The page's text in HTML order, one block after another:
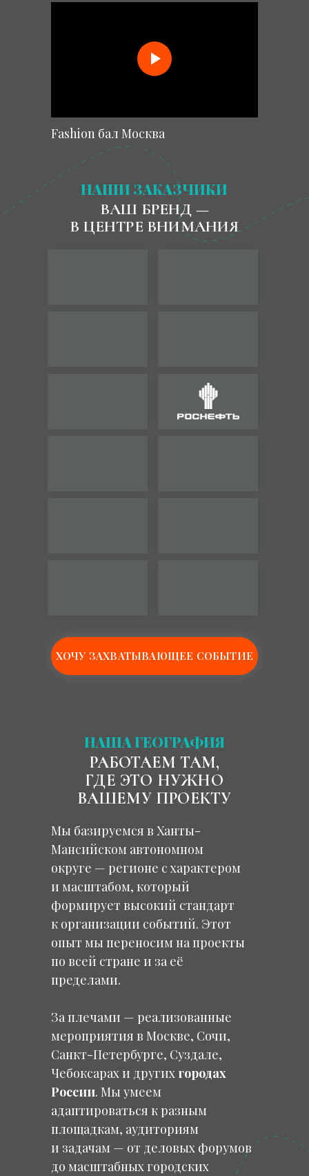
Fashion бал Москва
ВАШ БРЕНД —
В ЦЕНТРЕ ВНИМАНИЯ
НАШИ ЗАКАЗЧИКИ
ХОЧУ ЗАХВАТЫВАЮЩЕЕ СОБЫТИЕ
РАБОТАЕМ ТАМ,
ГДЕ ЭТО НУЖНО
ВАШЕМУ ПРОЕКТУ
Мы базируемся в Ханты-
Мансийском автономном
округе — регионе с характером
и масштабом, который
формирует высокий стандарт
к организации событий. Этот
опыт мы переносим на проекты
по всей стране и за её
пределами.
За плечами — реализованные
мероприятия в Москве, Сочи,
Санкт-Петербурге, Суздале,
Чебоксарах и других городах
России. Мы умеем
адаптироваться к разным
площадкам, аудиториям
и задачам — от деловых форумов
до масштабных городских
НАША ГЕОГРАФИЯ